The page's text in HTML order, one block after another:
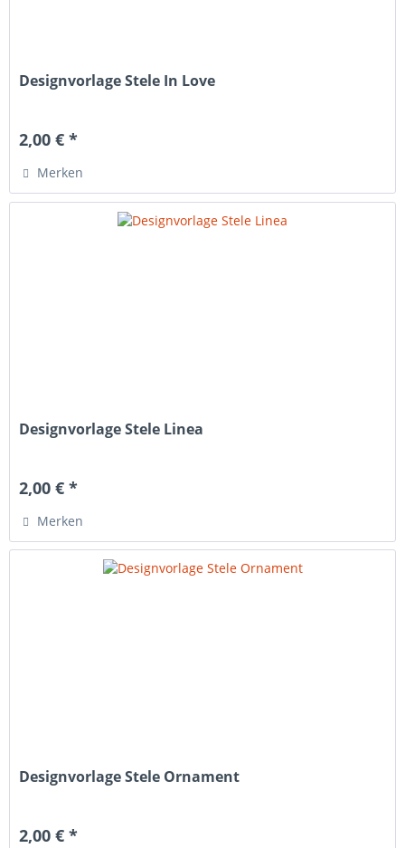
Designvorlage Stele In Love
2,00 € *
Merken
Designvorlage Stele Linea
2,00 € *
Merken
Designvorlage Stele Ornament
2,00 € *